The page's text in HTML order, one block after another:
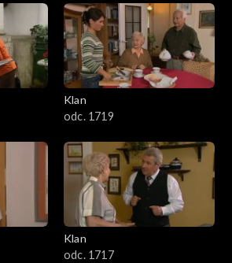
Klan
odc. 1719
Klan
odc. 1717